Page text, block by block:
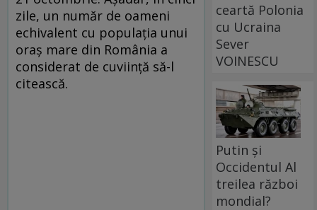
zile, un număr de oameni
echivalent cu populația unui
oraș mare din România a
considerat de cuviință să-l
citească.
ceartă Polonia
cu Ucraina
Sever
VOINESCU
Putin și
Occidentul Al
treilea război
mondial?